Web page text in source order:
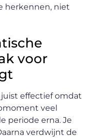
herkennen, niet
voor
effectief omdat
veel
periode erna. Je
verdwijnt de